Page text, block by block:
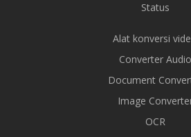
Status
Alat konversi
Converter Audio
Document
Image
OCR